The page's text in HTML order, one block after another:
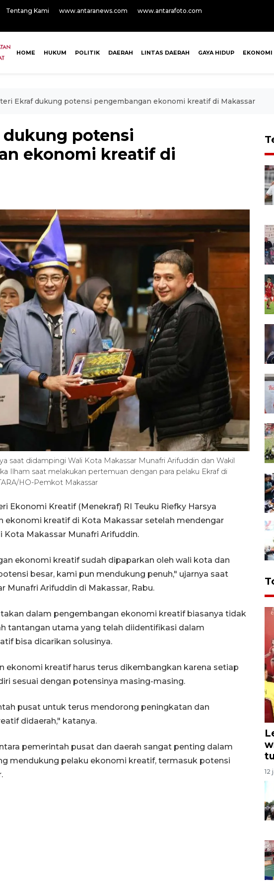
Tentang Kami www.antaranews.com
www.antarafoto.com
HOME HUKUM POLITIK DAERAH LINTAS DAERAH GAYA HIDUP EKONOMI
Ekraf dukung potensi pengembangan ekonomi kreatif di Makassar
potensi
ekonomi kreatif di
saat didampingi Wali Kota Makassar Munafri Arifuddin dan Wakil
Ilham saat melakukan pertemuan dengan para pelaku Ekraf di
HO-Pemkot Makassar
Ekonomi Kreatif (Menekraf) RI Teuku Riefky Harsya
ekonomi kreatif di Kota Makassar setelah mendengar
Kota Makassar Munafri Arifuddin.
ekonomi kreatif sudah dipaparkan oleh wali kota dan
besar, kami pun mendukung penuh," ujarnya saat
Munafri Arifuddin di Makassar, Rabu.
dalam pengembangan ekonomi kreatif biasanya tidak
tantangan utama yang telah diidentifikasi dalam
bisa dicarikan solusinya.
ekonomi kreatif harus terus dikembangkan karena setiap
sesuai dengan potensinya masing-masing.
pusat untuk terus mendorong peningkatan dan
didaerah," katanya.
pemerintah pusat dan daerah sangat penting dalam
mendukung pelaku ekonomi kreatif, termasuk potensi
12